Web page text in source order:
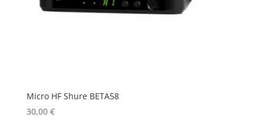
Micro HF Shure BETA58
30,00 €